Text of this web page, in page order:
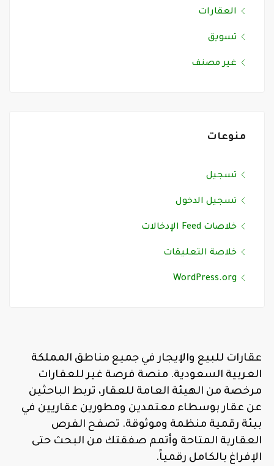
العقارات
تسويق
غير مصنف
منوعات
تسجيل
تسجيل الدخول
خلاصات Feed الإدخالات
خلاصة التعليقات
WordPress.org
عقارات للبيع والإيجار في جميع مناطق المملكة
العربية السعودية. منصة فرصة غير للعقارات
مرخصة من الهيئة العامة للعقار، تربط الباحثين
عن عقار بوسطاء معتمدين ومطورين عقاريين في
بيئة رقمية منظمة وموثوقة. تصفح الفرص
العقارية المتاحة وأتمم صفقتك من البحث حتى
الإفراغ بالكامل رقمياً.